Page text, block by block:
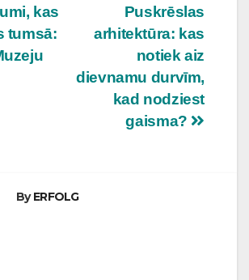
Puskrēslas
arhitektūra: kas
notiek aiz
dievnamu durvīm,
kad nodziest
gaisma?
kas
tumsā:
ByERFOLG